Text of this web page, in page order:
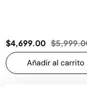
$4,699.00 Precio
Añadir al carrito